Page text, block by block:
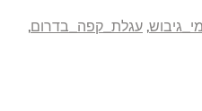
, עגלת_קפה_בדרום,